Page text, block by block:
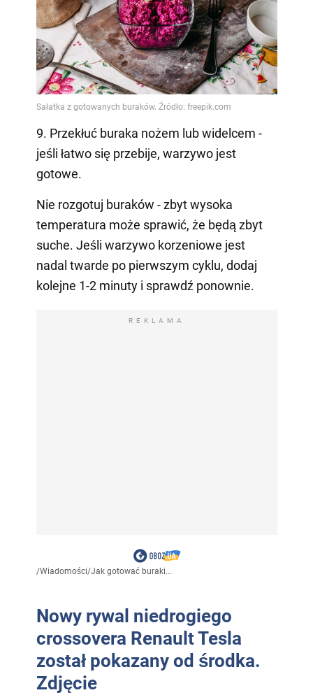
9. Przekłuć buraka nożem lub widelcem -
jeśli łatwo się przebije, warzywo jest
gotowe.
Nie rozgotuj buraków - zbyt wysoka
temperatura może sprawić, że będą zbyt
suche. Jeśli warzywo korzeniowe jest
nadal twarde po pierwszym cyklu, dodaj
kolejne 1-2 minuty i sprawdź ponownie.
REKLAMA
/Wiadomości/Jak gotować buraki...
Nowy rywal niedrogiego
crossovera Renault Tesla
został pokazany od środka.
Zdjęcie